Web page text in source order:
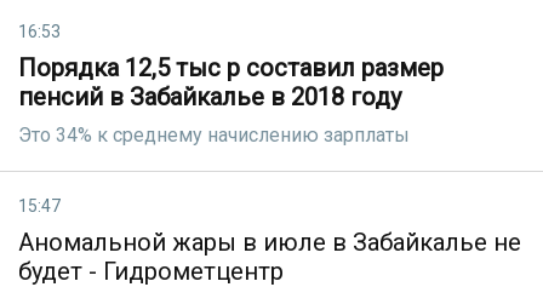
16:53
Порядка 12,5 тыс р составил размер
пенсий в Забайкалье в 2018 году
Это 34% к среднему начислению зарплаты
15:47
Аномальной жары в июле в Забайкалье не
будет - Гидрометцентр